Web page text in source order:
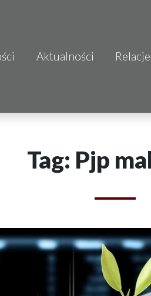
Aktualności
Tag: Pjp